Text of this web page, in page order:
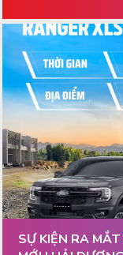
SỰ KIỆN RA